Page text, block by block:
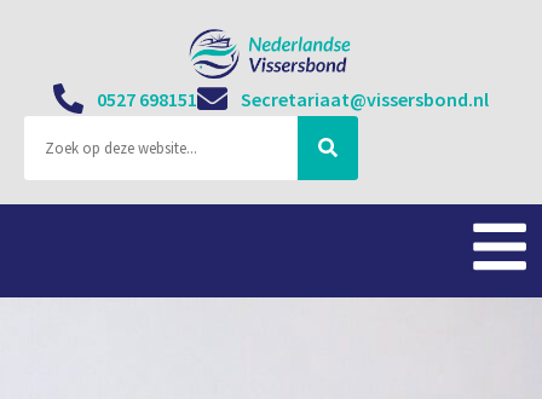
0527 698151 Secretariaat@vissersbond.nl